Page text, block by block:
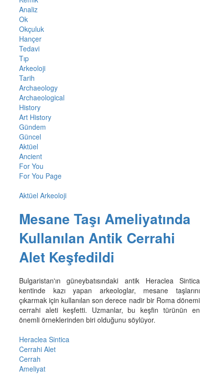
Analiz
Ok
Okçuluk
Hançer
Tedavi
Tıp
Arkeoloji
Tarih
Archaeology
Archaeological
History
Art History
Gündem
Güncel
Aktüel
Ancient
For You
For You Page
Aktüel Arkeoloji
Mesane Taşı Ameliyatında
Kullanılan Antik Cerrahi
Alet Keşfedildi
Bulgaristan'ın güneybatısındaki antik Heraclea Sintica
kentinde kazı yapan arkeologlar, mesane taşlarını
çıkarmak için kullanılan son derece nadir bir Roma dönemi
cerrahi aleti keşfetti. Uzmanlar, bu keşfin türünün en
önemli örneklerinden biri olduğunu söylüyor.
Heraclea Sintica
Cerrahi Alet
Cerrah
Ameliyat